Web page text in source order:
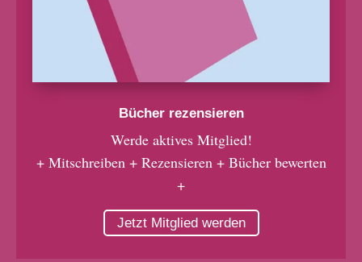
Bücher rezensieren
Werde aktives Mitglied!
+ Mitschreiben + Rezensieren + Bücher bewerten
+
Jetzt Mitglied werden